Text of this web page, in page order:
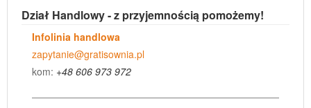
Dział Handlowy - z przyjemnością pomożemy!
Infolinia handlowa
zapytanie@gratisownia.pl
kom: +48 606 973 972